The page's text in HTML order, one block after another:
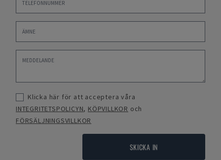
Klicka här för att acceptera våra
INTEGRITETSPOLICYN, KÖPVILLKOR och
FÖRSÄLJNINGSVILLKOR
SKICKA IN